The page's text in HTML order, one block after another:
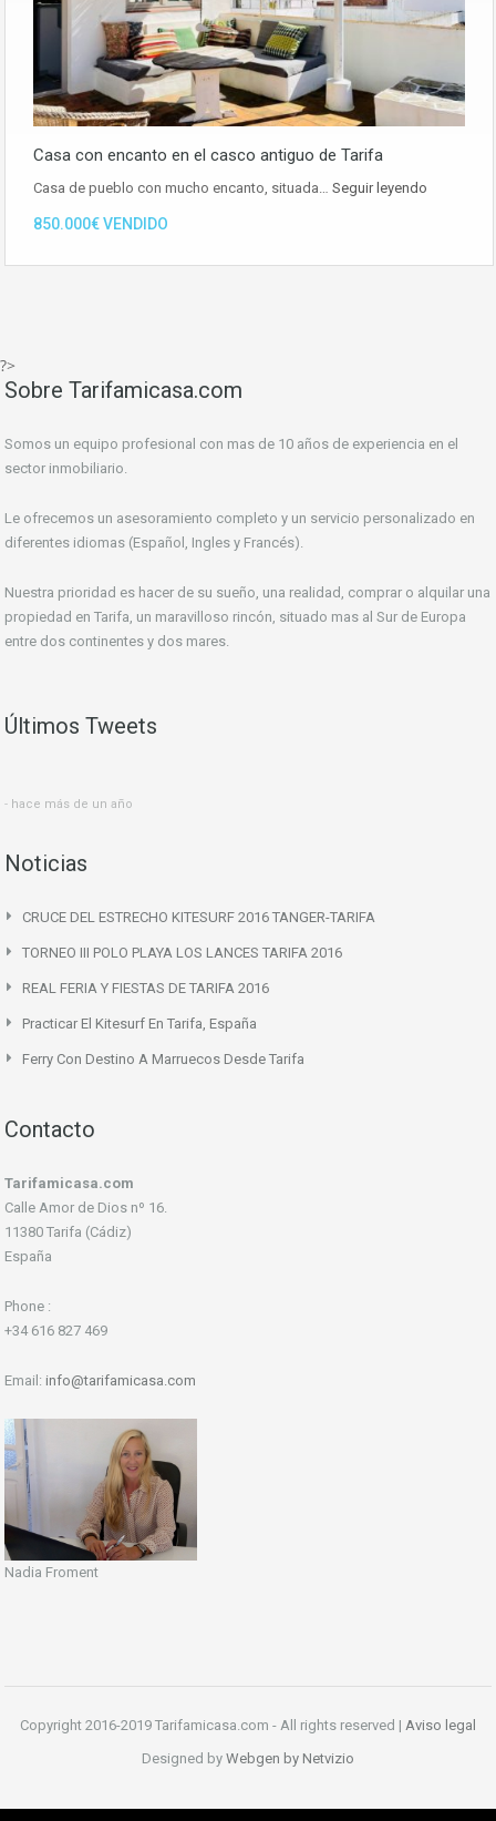
Casa con encanto en el casco antiguo de Tarifa
Casa de pueblo con mucho encanto, situada… Seguir leyendo
850.000€ VENDIDO
?>
Sobre Tarifamicasa.com
Somos un equipo profesional con mas de 10 años de experiencia en el
sector inmobiliario.
Le ofrecemos un asesoramiento completo y un servicio personalizado en
diferentes idiomas (Español, Ingles y Francés).
Nuestra prioridad es hacer de su sueño, una realidad, comprar o alquilar una
propiedad en Tarifa, un maravilloso rincón, situado mas al Sur de Europa
entre dos continentes y dos mares.
Últimos Tweets
hace más de un año
Noticias
CRUCE DEL ESTRECHO KITESURF 2016 TANGER-TARIFA
TORNEO III POLO PLAYA LOS LANCES TARIFA 2016
REAL FERIA Y FIESTAS DE TARIFA 2016
Practicar El Kitesurf En Tarifa, España
Ferry Con Destino A Marruecos Desde Tarifa
Contacto
Tarifamicasa.com
Calle Amor de Dios nº 16.
11380 Tarifa (Cádiz)
España
Phone :
+34 616 827 469
Email: info@tarifamicasa.com
Nadia Froment
Copyright 2016-2019 Tarifamicasa.com - All rights reserved | Aviso legal
Designed by Webgen by Netvizio